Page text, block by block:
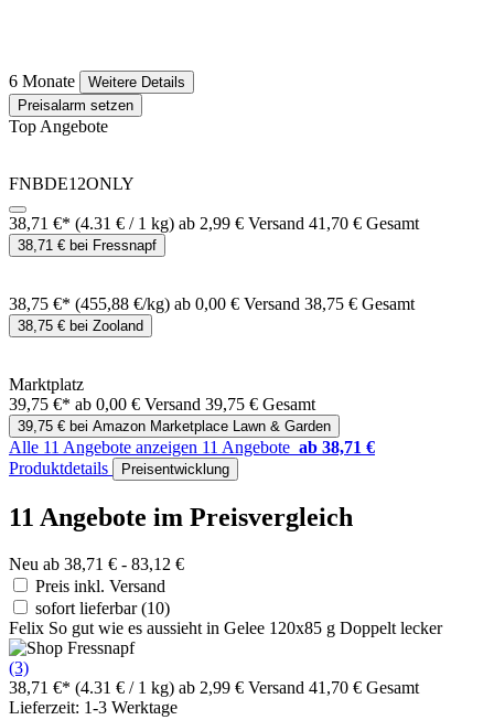
6 Monate
Weitere Details
Preisalarm setzen
Top Angebote
FNBDE12ONLY
38,71 €* (4.31 € / 1 kg) ab 2,99 € Versand 41,70 € Gesamt
38,71 € bei Fressnapf
38,75 €* (455,88 €/kg) ab 0,00 € Versand 38,75 € Gesamt
38,75 € bei Zooland
Marktplatz
39,75 €* ab 0,00 € Versand 39,75 € Gesamt
39,75 € bei Amazon Marketplace Lawn & Garden
Alle 11 Angebote anzeigen 11 Angebote ab 38,71 €
Produktdetails
Preisentwicklung
11 Angebote im Preisvergleich
Neu ab 38,71 € - 83,12 €
Preis inkl. Versand
sofort lieferbar(10)
Felix So gut wie es aussieht in Gelee 120x85 g Doppelt lecker
(3)
38,71 €* (4.31 € / 1 kg) ab 2,99 € Versand 41,70 € Gesamt
Lieferzeit: 1-3 Werktage